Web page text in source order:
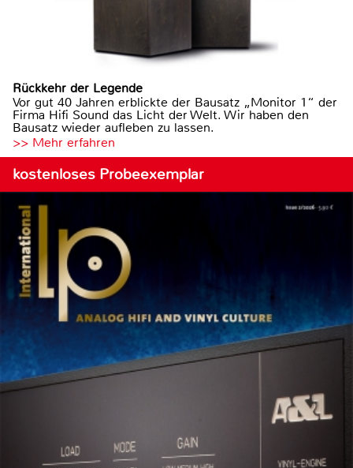
Rückkehr der Legende
Vor gut 40 Jahren erblickte der Bausatz „Monitor 1“ der
Firma Hifi Sound das Licht der Welt. Wir haben den
Bausatz wieder aufleben zu lassen.
>> Mehr erfahren
kostenloses Probeexemplar